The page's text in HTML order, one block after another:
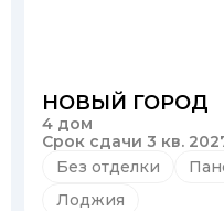
НОВЫЙ ГОРОД
4 дом
Срок сдачи 3 кв.
Без отделки
Лоджия